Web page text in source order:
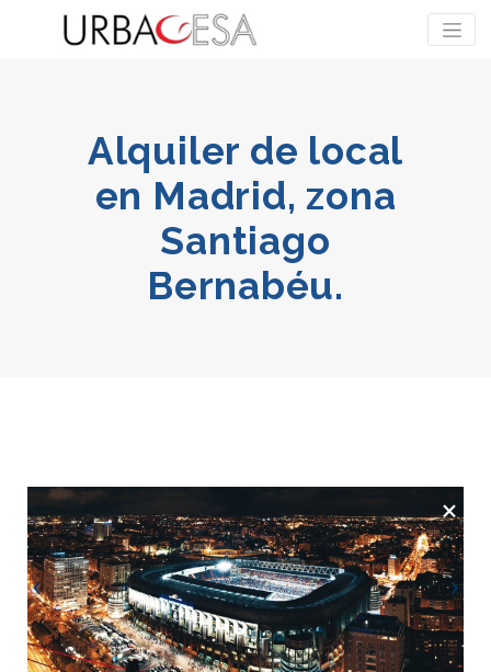
Alquiler de local
en Madrid, zona
Santiago
Bernabéu.
×